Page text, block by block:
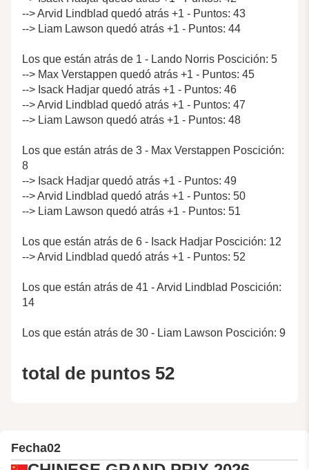
--> Arvid Lindblad quedó atrás +1 - Puntos: 43
--> Liam Lawson quedó atrás +1 - Puntos: 44
Los que están atrás de 1 - Lando Norris Poscición: 5
--> Max Verstappen quedó atrás +1 - Puntos: 45
--> Isack Hadjar quedó atrás +1 - Puntos: 46
--> Arvid Lindblad quedó atrás +1 - Puntos: 47
--> Liam Lawson quedó atrás +1 - Puntos: 48
Los que están atrás de 3 - Max Verstappen Poscición:
8
--> Isack Hadjar quedó atrás +1 - Puntos: 49
--> Arvid Lindblad quedó atrás +1 - Puntos: 50
--> Liam Lawson quedó atrás +1 - Puntos: 51
Los que están atrás de 6 - Isack Hadjar Poscición: 12
--> Arvid Lindblad quedó atrás +1 - Puntos: 52
Los que están atrás de 41 - Arvid Lindblad Poscición:
14
Los que están atrás de 30 - Liam Lawson Poscición: 9
total de puntos 52
Fecha02